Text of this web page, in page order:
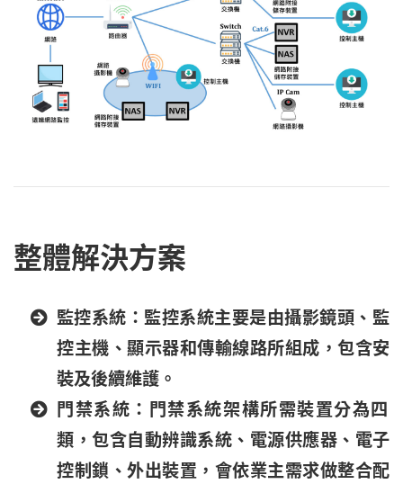
整體解決方案
監控系統：監控系統主要是由攝影鏡頭、監
控主機、顯示器和傳輸線路所組成，包含安
裝及後續維護。
門禁系統：門禁系統架構所需裝置分為四
類，包含自動辨識系統、電源供應器、電子
控制鎖、外出裝置，會依業主需求做整合配